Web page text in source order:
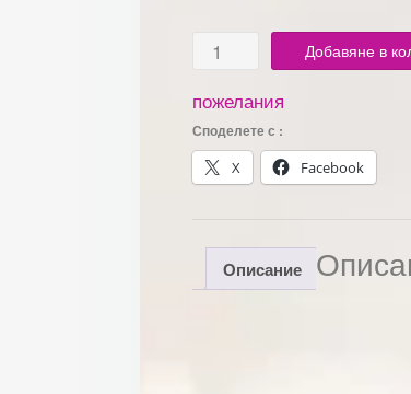
Добавяне в
пожелания
Споделете с :
X
Facebook
Описание